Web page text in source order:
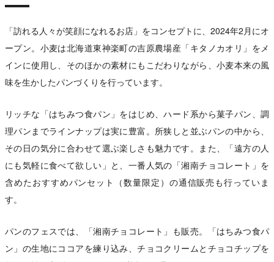
「訪れる人々が笑顔になれるお店」をコンセプトに、2024年2月にオ
ープン。小麦は北海道東神楽町の吉原農場産「キタノカオリ」をメ
インに使用し、そのほかの素材にもこだわりながら、小麦本来の風
味を生かしたパンづくりを行っています。
リッチな「はちみつ食パン」をはじめ、ハード系から菓子パン、調
理パンまでラインナップは実に豊富。所狭しと並ぶパンの中から、
その日の気分に合わせて選ぶ楽しさも魅力です。また、「遠方の人
にも気軽に食べて欲しい」と、一番人気の「湘南チョコレート」を
含めたおすすめパンセット（数量限定）の通信販売も行っていま
す。
パンのフェスでは、「湘南チョコレート」も販売。「はちみつ食パ
ン」の生地にココアを練り込み、チョコクリームとチョコチップを